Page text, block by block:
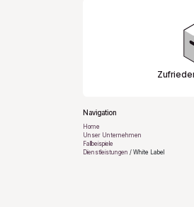
Navigation
Home
Unser Unternehmen
Fallbeispiele
Dienstleistungen / White Label